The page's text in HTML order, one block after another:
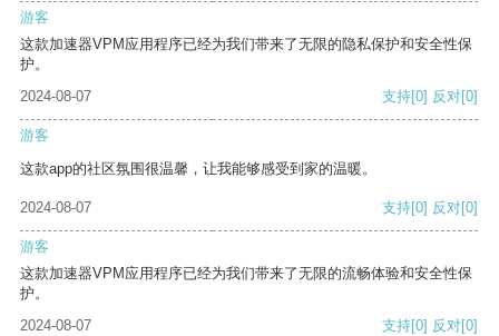
游客
这款加速器VPM应用程序已经为我们带来了无限的隐私保护和安全性保
护。
2024-08-07
支持[0] 反对[0]
游客
这款app的社区氛围很温馨，让我能够感受到家的温暖。
2024-08-07 支持[0] 反对[0]
游客
这款加速器VPM应用程序已经为我们带来了无限的流畅体验和安全性保
护。
2024-08-07
支持[0] 反对[0]